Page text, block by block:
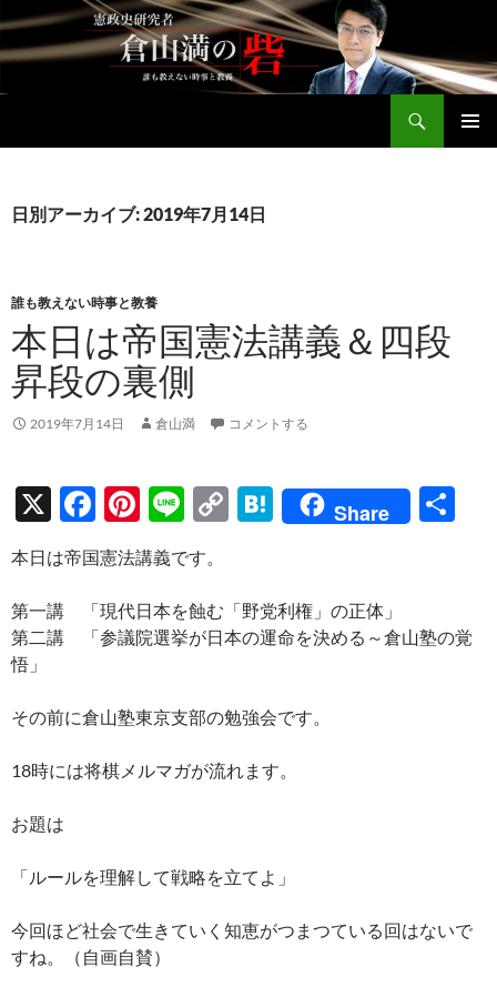
テ
ン
へ
ッ
日別アーカイブ: 2019年7月14日
誰も教えない時事と教養
本日は帝国憲法講義＆四段
昇段の裏側
2019年7月14日 倉山満 コメントする
X
F
ac
e
b
o
k
Pi
nt
er
es
t
Li
n
e
C
y
Li
k
H
n
a
Share
本日は帝国憲法講義です。
第一講 「現代日本を蝕む「野党利権」の正体」
第二講 「参議院選挙が日本の運命を決める～倉山塾の覚
悟」
その前に倉山塾東京支部の勉強会です。
18時には将棋メルマガが流れます。
お題は
「ルールを理解して戦略を立てよ」
今回ほど社会で生きていく知恵がつまつている回はないで
すね。（自画自賛）